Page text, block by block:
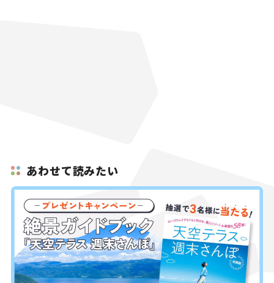
あわせて読みたい